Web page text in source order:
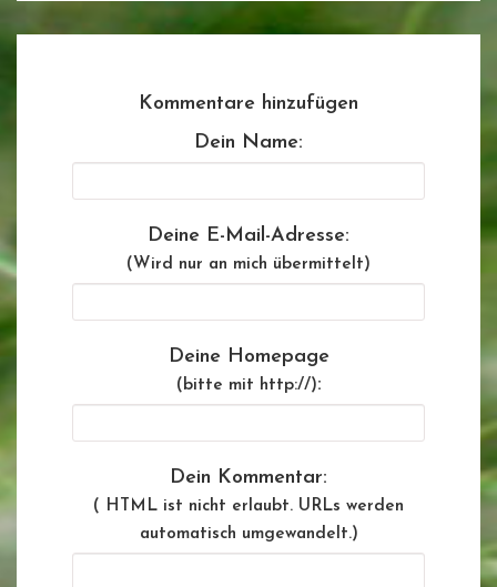
Kommentare hinzufügen
Dein Name:
Deine E-Mail-Adresse:
(Wird nur an mich übermittelt)
Deine Homepage
(bitte mit http://):
Dein Kommentar:
( HTML ist nicht erlaubt. URLs werden
automatisch umgewandelt.)